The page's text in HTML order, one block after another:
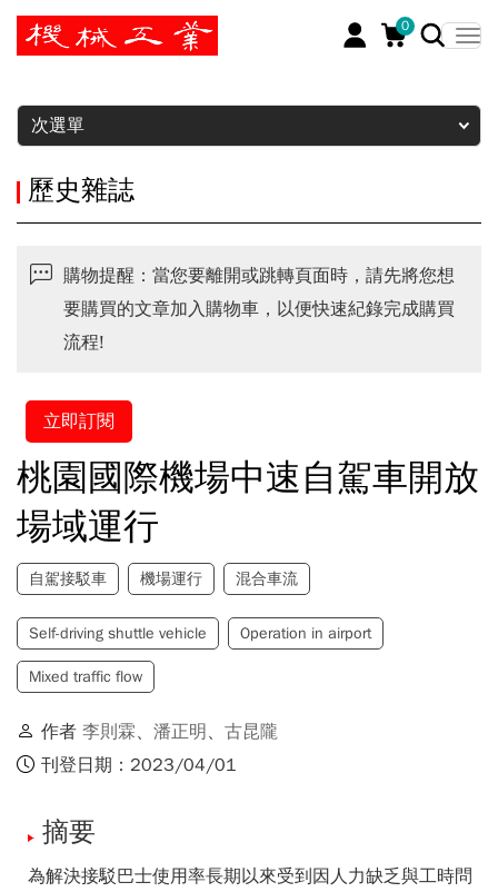
0
暫停
次選單
歷史雜誌
購物提醒：當您要離開或跳轉頁面時，請先將您想
要購買的文章加入購物車，以便快速紀錄完成購買
流程!
立即訂閱
桃園國際機場中速自駕車開放
場域運行
自駕接駁車 機場運行 混合車流
Self-driving shuttle vehicle Operation in airport
Mixed traffic flow
作者 李則霖、 潘正明 、 古昆隴
刊登日期：2023/04/01
摘要
為解決接駁巴士使用率長期以來受到因人力缺乏與工時問